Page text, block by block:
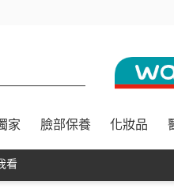
家 臉部保養 化妝品
看